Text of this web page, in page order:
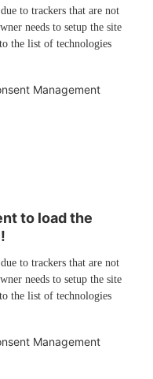
to trackers that are not
needs to setup the site
the list of technologies
Management
to load the
to trackers that are not
needs to setup the site
the list of technologies
Management